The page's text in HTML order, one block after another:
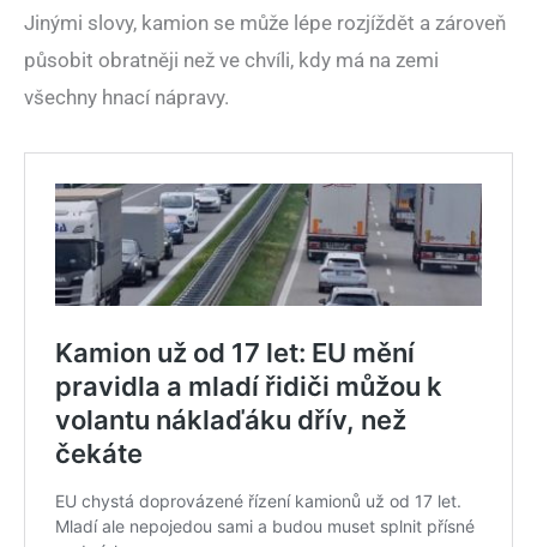
Jinými slovy, kamion se může lépe rozjíždět a zároveň
působit obratněji než ve chvíli, kdy má na zemi
všechny hnací nápravy.